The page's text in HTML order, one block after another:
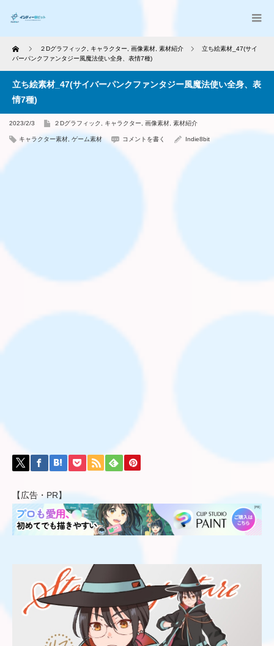
Home ２Dグラフィック キャラクター 画像素材 素材紹介
立ち絵素材_47(サイ
バーパンクファンタジー風魔法使い全身、表情7種)
立ち絵素材_47(サイバーパンクファンタジー風魔法使い全身、表
情7種)
2023/2/3 ２Dグラフィック キャラクター 画像素材 素材紹介
キャラクター素材 ゲーム素材 コメントを書く Indie8bit
【広告・PR】